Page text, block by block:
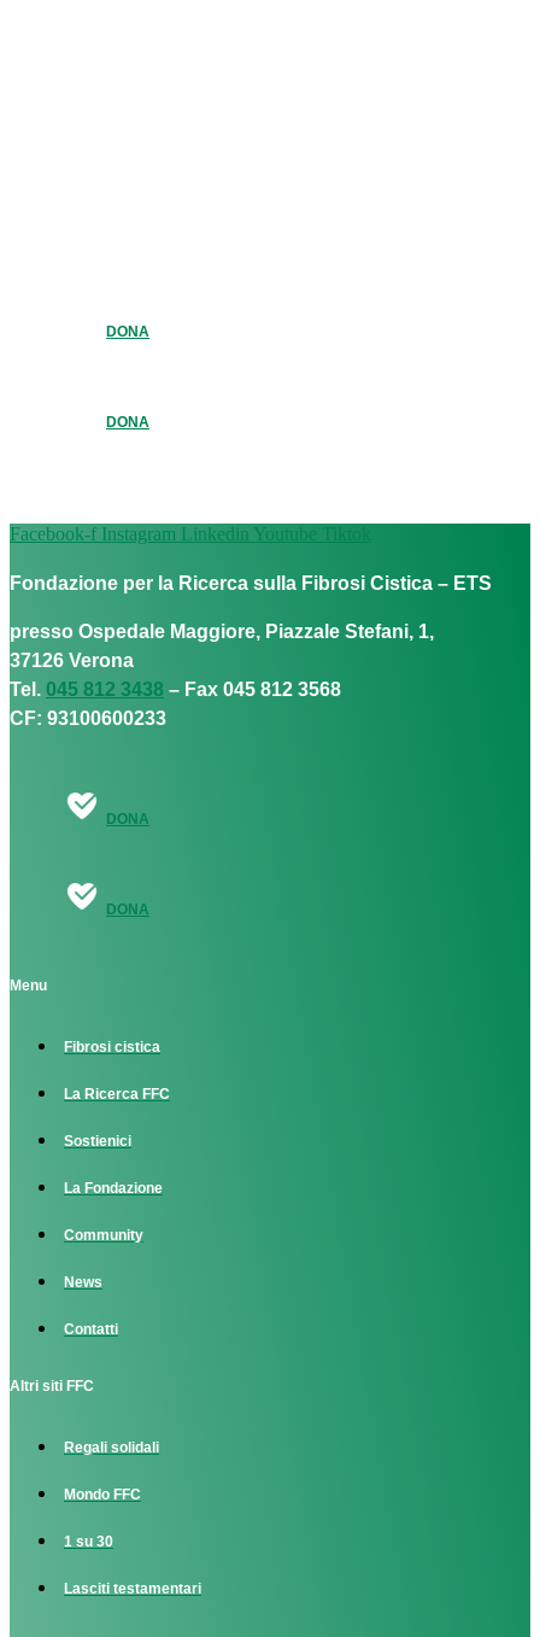
DONA
DONA
Facebook-f Instagram Linkedin Youtube Tiktok
Fondazione per la Ricerca sulla Fibrosi Cistica – ETS
presso Ospedale Maggiore, Piazzale Stefani, 1,
37126 Verona
Tel. 045 812 3438 – Fax 045 812 3568
CF: 93100600233
DONA
DONA
Menu
Fibrosi cistica
La Ricerca FFC
Sostienici
La Fondazione
Community
News
Contatti
Altri siti FFC
Regali solidali
Mondo FFC
1 su 30
Lasciti testamentari